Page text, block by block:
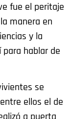
fue el peritaje
manera en
y la
hablar de
se
ellos el de